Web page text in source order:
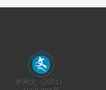
黔网文（2021）